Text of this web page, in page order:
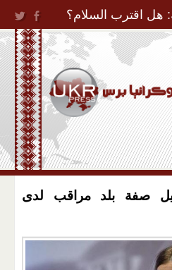
Jump to
هل اقترب السلام؟
صفة بلد مراقب لدى